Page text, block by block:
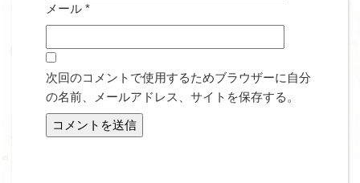
メール *
次回のコメントで使用するためブラウザーに自分
の名前、メールアドレス、サイトを保存する。